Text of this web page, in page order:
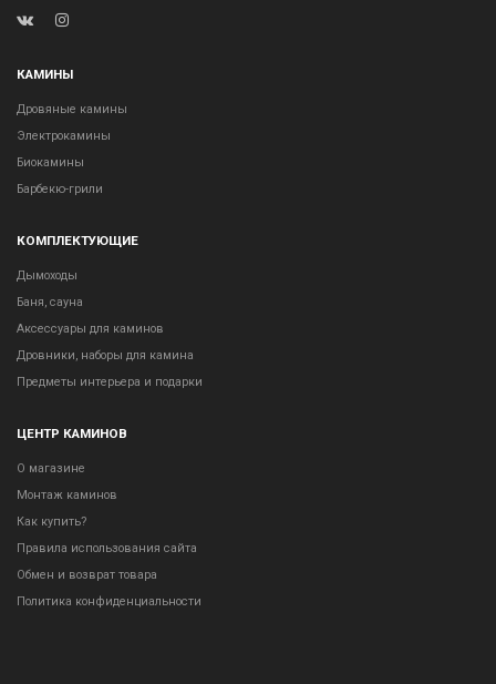
КАМИНЫ
Дровяные камины
Электрокамины
Биокамины
Барбекю-грили
КОМПЛЕКТУЮЩИЕ
Дымоходы
Баня, сауна
Аксессуары для каминов
Дровники, наборы для камина
Предметы интерьера и подарки
ЦЕНТР КАМИНОВ
О магазине
Монтаж каминов
Как купить?
Правила использования сайта
Обмен и возврат товара
Политика конфиденциальности